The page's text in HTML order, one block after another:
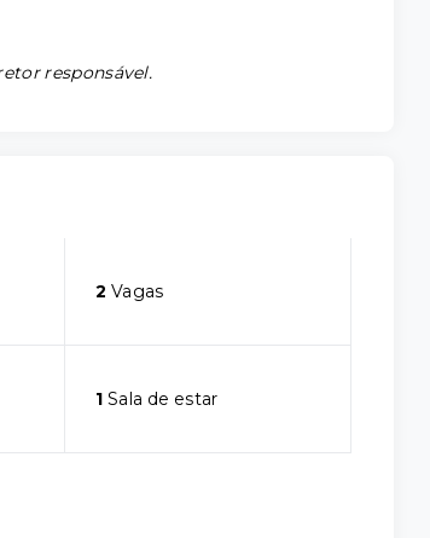
responsável.
2 Vagas
1 Sala de estar